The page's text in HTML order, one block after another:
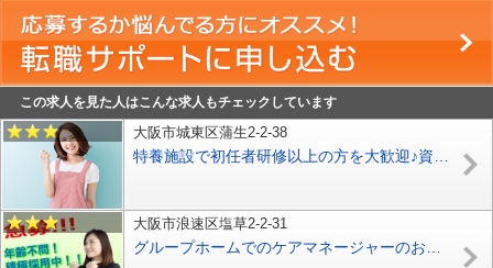
この求人を見た人はこんな求人もチェックしています
大阪市城東区蒲生2-2-38
大阪市浪速区塩草2-2-31
グループホームでのケアマネージャーのお仕事です♪夜勤なし♪資格をお持ちの方は必見！お気軽にご応募ください♪【大阪市港区】【パート社員】【ID：1535-om-km-p-s】